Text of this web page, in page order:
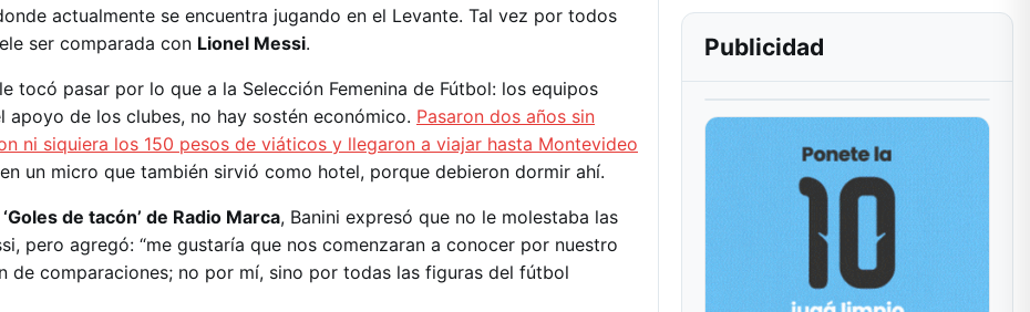
actualmente se encuentra jugando en el Levante. Tal vez por todos
ser comparada con Lionel Messi.
tocó pasar por lo que a la Selección Femenina de Fútbol: los equipos
apoyo de los clubes, no hay sostén económico. Pasaron dos años sin
ni siquiera los 150 pesos de viáticos y llegaron a viajar hasta Montevideo
un micro que también sirvió como hotel, porque debieron dormir ahí.
‘Goles de tacón’ de Radio Marca, Banini expresó que no le molestaba las
pero agregó: “me gustaría que nos comenzaran a conocer por nuestro
de comparaciones; no por mí, sino por todas las figuras del fútbol
Publicidad